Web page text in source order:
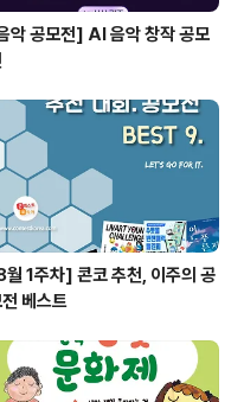
악 공모전] AI 음악 창작 공모
1주차] 콘코 추천, 이주의 공
베스트